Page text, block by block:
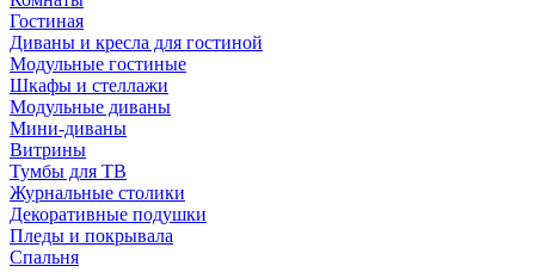
Гостиная
Диваны и кресла для гостиной
Модульные гостиные
Шкафы и стеллажи
Модульные диваны
Мини-диваны
Витрины
Тумбы для ТВ
Журнальные столики
Декоративные подушки
Пледы и покрывала
Спальня